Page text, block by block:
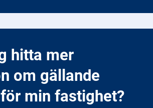
fastighet taxeras år 2025 baseras
marknadsvärde från 2023.
standard och typ av mark.
ditt aktuella taxeringsvärde via
Mina sidor eller på Lantmäteriets
Det är viktigt att kontrollera värdet
din skatt och avgifter.
hitta mer
om gällande
min fastighet?